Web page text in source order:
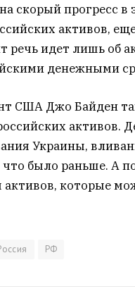
скорый прогресс
активов,
речь идет лишь об
денежными
США Джо Байден
активов.
Украины,
что было раньше. А
активов, которые
РФ